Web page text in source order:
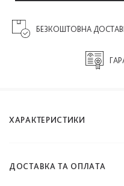
БЕЗКОШТОВНА
ХАРАКТЕРИСТИКИ
ДОСТАВКА ТА ОПЛАТА